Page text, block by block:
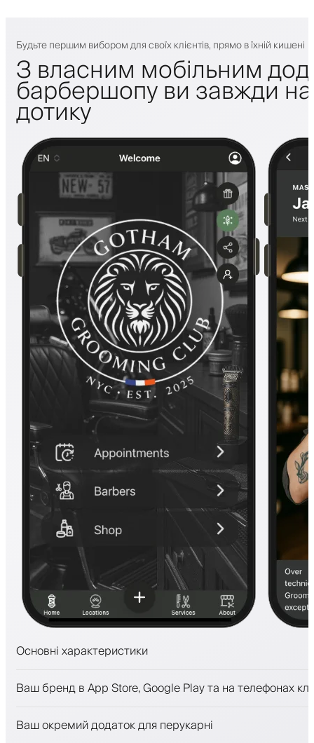
Будьте першим вибором для своїх клієнтів, прямо в їхній кишені
З власним мобільним
барбершопу ви завжди на
дотику
Основні характеристики
Платежі, застава
Залучайте клієнтів за допомогою програми
Ваш бренд в App Store, Google Play та на телефонах
Ваш окремий додаток для перукарні